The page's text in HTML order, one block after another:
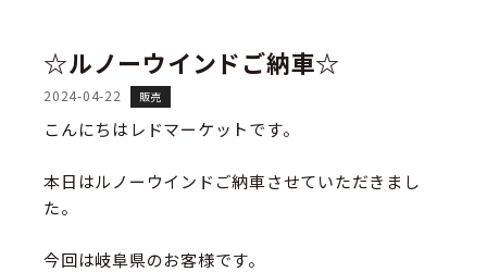
☆ルノーウインドご納車☆
2024-04-22 販売
こんにちはレドマーケットです。
本日はルノーウインドご納車させていただきまし
た。
今回は岐阜県のお客様です。